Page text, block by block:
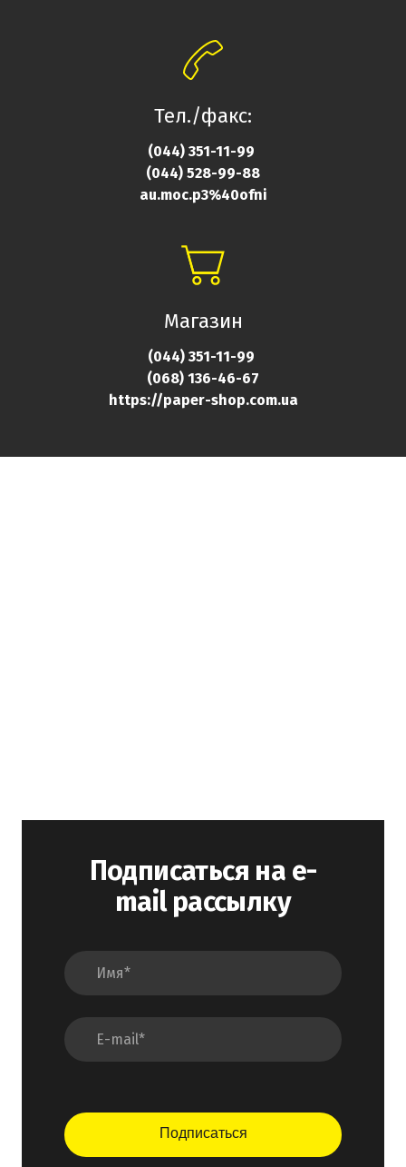
Тел./факс:
(044) 351-11-99
(044) 528-99-88
au.moc.p3%40ofni
Магазин
(044) 351-11-99
(068) 136-46-67
https://paper-shop.com.ua
Подписаться на e-
mail рассылку
Подписаться